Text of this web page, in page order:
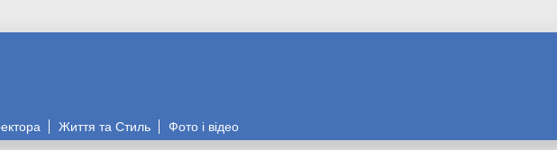
Життя та Стиль Фото і відео